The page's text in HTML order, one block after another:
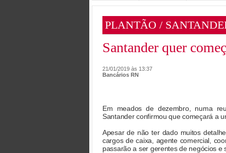
PLANTÃO /
Santander quer
21/01/2019 às 13:37
Bancários RN
Em meados de dezembro, numa
Santander confirmou que começará a
Apesar de não ter dado muitos
cargos de caixa, agente comercial,
passarão a ser gerentes de negócios e